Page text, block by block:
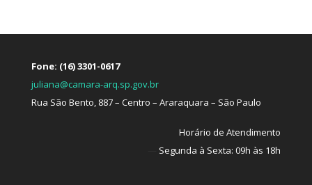
Fone: (16) 3301-0617
juliana@camara-arq.sp.gov.br
Rua São Bento, 887 – Centro – Araraquara – São Paulo
Horário de Atendimento
Segunda à Sexta: 09h às 18h